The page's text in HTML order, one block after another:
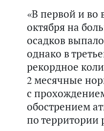
«В первой и во
октября на
осадков
однако в
рекордное
2 месячные
с
обострением
по территории